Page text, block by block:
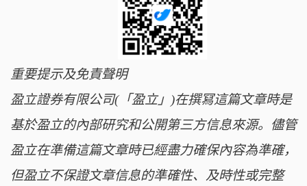
重要提示及免責聲明
盈立證券有限公司(「盈立」)在撰冩這篇文章時是
基於盈立的內部研究和公開第三方信息來源。儘管
盈立在準備這篇文章時已經盡力確保內容為準確，
但盈立不保證文章信息的準確性、及時性或完整